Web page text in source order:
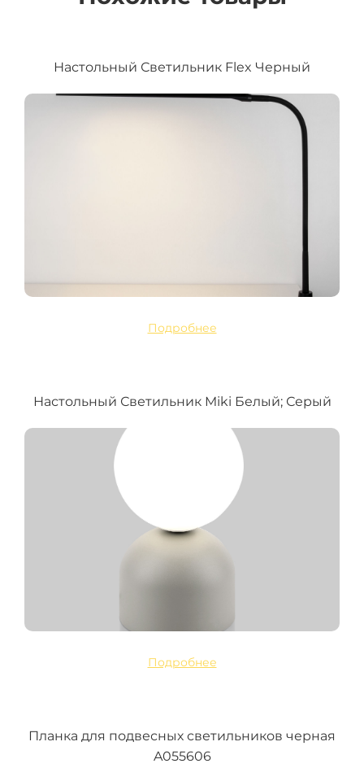
Настольный Светильник Flex Черный
Подробнее
Настольный Светильник Miki Белый; Серый
Подробнее
Планка для подвесных светильников черная
A055606